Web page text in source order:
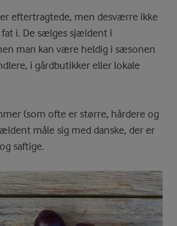
eftertragtede, men desværre ikke
i. De sælges sjældent i
man kan være heldig i sæsonen
i gårdbutikker eller lokale
(som ofte er større, hårdere og
måle sig med danske, der er
saftige.